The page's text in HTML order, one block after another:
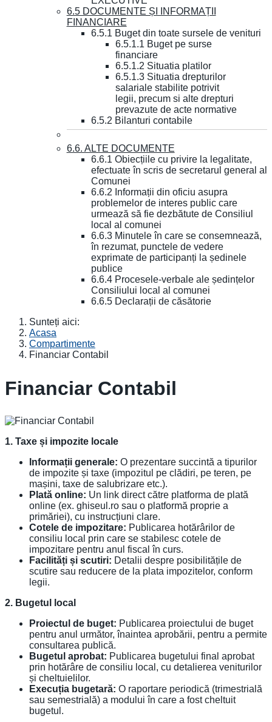
6.5 DOCUMENTE ȘI INFORMAȚII
FINANCIARE
6.5.1 Buget din toate sursele de venituri
6.5.1.1 Buget pe surse
financiare
6.5.1.2 Situatia platilor
6.5.1.3 Situatia drepturilor
salariale stabilite potrivit
legii, precum si alte drepturi
prevazute de acte normative
6.5.2 Bilanturi contabile
6.6. ALTE DOCUMENTE
6.6.1 Obiecțiile cu privire la legalitate,
efectuate în scris de secretarul general al
Comunei
6.6.2 Informații din oficiu asupra
problemelor de interes public care
urmează să fie dezbătute de Consiliul
local al comunei
6.6.3 Minutele în care se consemnează,
în rezumat, punctele de vedere
exprimate de participanți la ședinele
publice
6.6.4 Procesele-verbale ale ședințelor
Consiliului local al comunei
6.6.5 Declarații de căsătorie
Sunteți aici:
Acasa
Compartimente
Financiar Contabil
Financiar Contabil
1. Taxe și impozite locale
Informații generale: O prezentare succintă a tipurilor
de impozite și taxe (impozitul pe clădiri, pe teren, pe
mașini, taxe de salubrizare etc.).
Plată online: Un link direct către platforma de plată
online (ex. ghiseul.ro sau o platformă proprie a
primăriei), cu instrucțiuni clare.
Cotele de impozitare: Publicarea hotărârilor de
consiliu local prin care se stabilesc cotele de
impozitare pentru anul fiscal în curs.
Facilități și scutiri: Detalii despre posibilitățile de
scutire sau reducere de la plata impozitelor, conform
legii.
2. Bugetul local
Proiectul de buget: Publicarea proiectului de buget
pentru anul următor, înaintea aprobării, pentru a permite
consultarea publică.
Bugetul aprobat: Publicarea bugetului final aprobat
prin hotărâre de consiliu local, cu detalierea veniturilor
și cheltuielilor.
Execuția bugetară: O raportare periodică (trimestrială
sau semestrială) a modului în care a fost cheltuit
bugetul.